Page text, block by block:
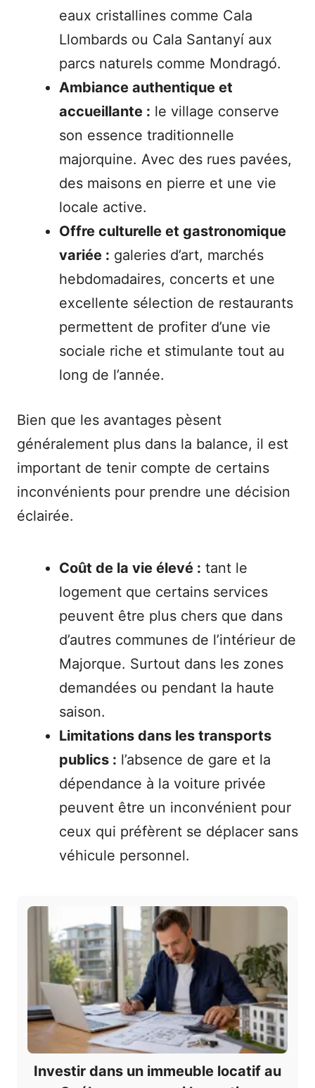
eaux cristallines comme Cala
Llombards ou Cala Santanyí aux
parcs naturels comme Mondragó.
Ambiance authentique et
accueillante : le village conserve
son essence traditionnelle
majorquine. Avec des rues pavées,
des maisons en pierre et une vie
locale active.
Offre culturelle et gastronomique
variée : galeries d’art, marchés
hebdomadaires, concerts et une
excellente sélection de restaurants
permettent de profiter d’une vie
sociale riche et stimulante tout au
long de l’année.
Bien que les avantages pèsent
généralement plus dans la balance, il est
important de tenir compte de certains
inconvénients pour prendre une décision
éclairée.
Coût de la vie élevé : tant le
logement que certains services
peuvent être plus chers que dans
d’autres communes de l’intérieur de
Majorque. Surtout dans les zones
demandées ou pendant la haute
saison.
Limitations dans les transports
publics : l’absence de gare et la
dépendance à la voiture privée
peuvent être un inconvénient pour
ceux qui préfèrent se déplacer sans
véhicule personnel.
Investir dans un immeuble locatif au